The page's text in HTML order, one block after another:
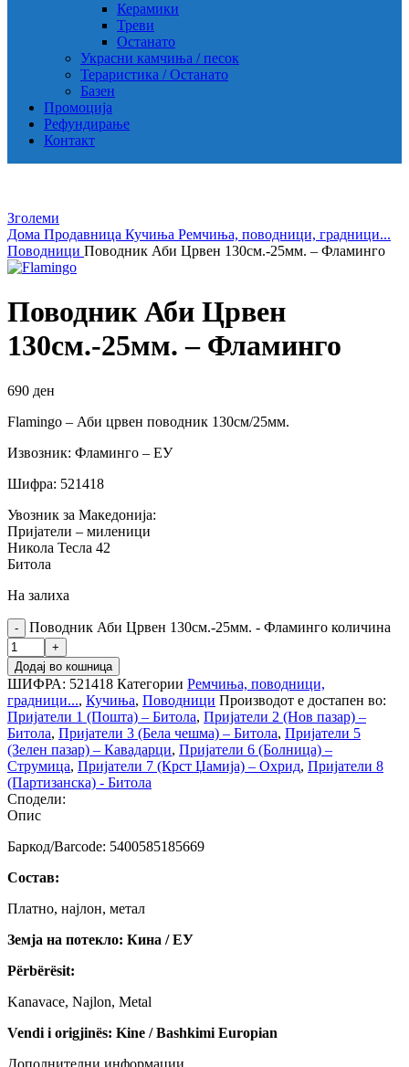
Керамики
Треви
Останато
Украсни камчиња / песок
Тераристика / Останато
Базен
Промоција
Рефундирање
Контакт
Зголеми
Дома Продавница Кучиња Ремчиња, поводници, градници...
Поводници Поводник Аби Црвен 130см.-25мм. – Фламинго
Поводник Аби Црвен
130см.-25мм. – Фламинго
690 ден
Flamingo – Аби црвен поводник 130см/25мм.
Извозник: Фламинго – ЕУ
Шифра: 521418
Увозник за Македонија:
Пријатели – миленици
Никола Тесла 42
Битола
На залиха
Поводник Аби Црвен 130см.-25мм. - Фламинго количина
Додај во кошница
ШИФРА: 521418 Категории Ремчиња, поводници,
градници..., Кучиња, Поводници Производот е достапен во:
Пријатели 1 (Пошта) – Битола, Пријатели 2 (Нов пазар) –
Битола, Пријатели 3 (Бела чешма) – Битола, Пријатели 5
(Зелен пазар) – Кавадарци, Пријатели 6 (Болница) –
Струмица, Пријатели 7 (Крст Џамија) – Охрид, Пријатели 8
(Партизанска) - Битола
Сподели:
Опис
Баркод/Barcode: 5400585185669
Состав:
Платно, најлон, метал
Земја на потекло: Кина / ЕУ
Përbërësit:
Kanavace, Najlon, Metal
Vendi i origjinës: Kine / Bashkimi Europian
Дополнителни информации